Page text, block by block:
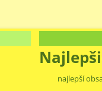
najlepší